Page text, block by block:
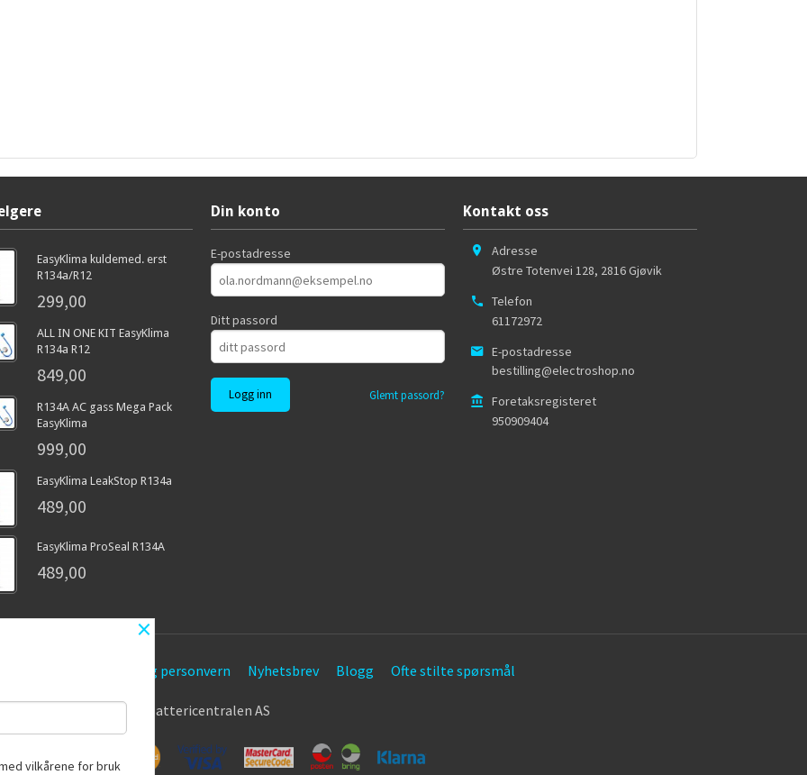
EasyKlima kuldemed. erst
R134a/R12
299,00
ALL IN ONE KIT EasyKlima
R134a R12
849,00
R134A AC gass Mega Pack
EasyKlima
999,00
EasyKlima LeakStop R134a
489,00
EasyKlima ProSeal R134A
489,00
Din konto
E-postadresse
Ditt passord
Glemt passord?
Kontakt oss
Adresse
Østre Totenvei 128, 2816Gjøvik
Telefon
61172972
E-postadresse
bestilling@electroshop.no
Foretaksregisteret
950909404
Sikkerhet og personvern Nyhetsbrev Blogg Ofte stilte spørsmål
© Battericentralen AS
×
vilkårene for bruk